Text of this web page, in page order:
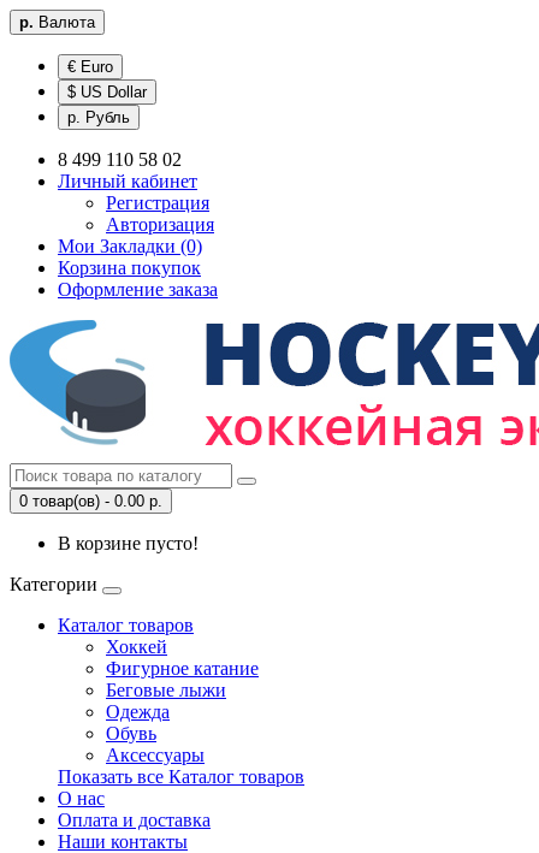
р. Валюта
€ Euro
$ US Dollar
р. Рубль
8 499 110 58 02
Личный кабинет
Регистрация
Авторизация
Мои Закладки (0)
Корзина покупок
Оформление заказа
0 товар(ов) - 0.00 р.
В корзине пусто!
Категории
Каталог товаров
Хоккей
Фигурное катание
Беговые лыжи
Одежда
Обувь
Аксессуары
Показать все Каталог товаров
О нас
Оплата и доставка
Наши контакты